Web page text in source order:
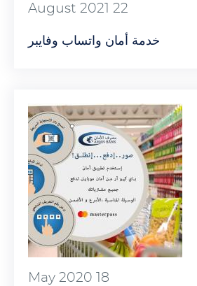
22 August 2021
خدمة أمان واتساب وفايبر
18 May 2020